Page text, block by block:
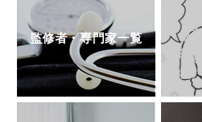
監修者・専門家一覧